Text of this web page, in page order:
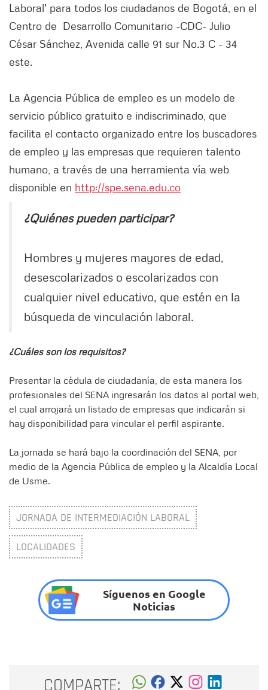
Laboral' para todos los ciudadanos de Bogotá, en el
Centro de Desarrollo Comunitario -CDC- Julio
César Sánchez, Avenida calle 91 sur No.3 C - 34
este.
La Agencia Pública de empleo es un modelo de
servicio público gratuito e indiscriminado, que
facilita el contacto organizado entre los buscadores
de empleo y las empresas que requieren talento
humano, a través de una herramienta vía web
disponible en http://spe.sena.edu.co
¿Quiénes pueden participar?
Hombres y mujeres mayores de edad,
desescolarizados o escolarizados con
cualquier nivel educativo, que estén en la
búsqueda de vinculación laboral.
¿Cuáles son los requisitos?
Presentar la cédula de ciudadanía, de esta manera los
profesionales del SENA ingresarán los datos al portal web,
el cual arrojará un listado de empresas que indicarán si
hay disponibilidad para vincular el perfil aspirante.
La jornada se hará bajo la coordinación del SENA, por
medio de la Agencia Pública de empleo y la Alcaldía Local
de Usme.
JORNADA DE INTERMEDIACIÓN LABORAL
LOCALIDADES
Síguenos en Google
Noticias
COMPARTE: